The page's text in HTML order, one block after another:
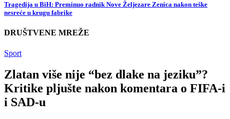
Tragedija u BiH: Preminuo radnik Nove Željezare Zenica nakon teške
nesreće u krugu fabrike
DRUŠTVENE MREŽE
Sport
Zlatan više nije “bez dlake na jeziku”?
Kritike pljušte nakon komentara o FIFA-i
i SAD-u